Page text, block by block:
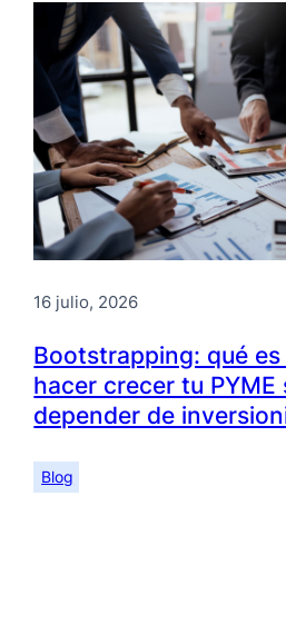
16 julio, 2026
Bootstrapping: qué
hacer crecer tu PYME
depender de
Blog